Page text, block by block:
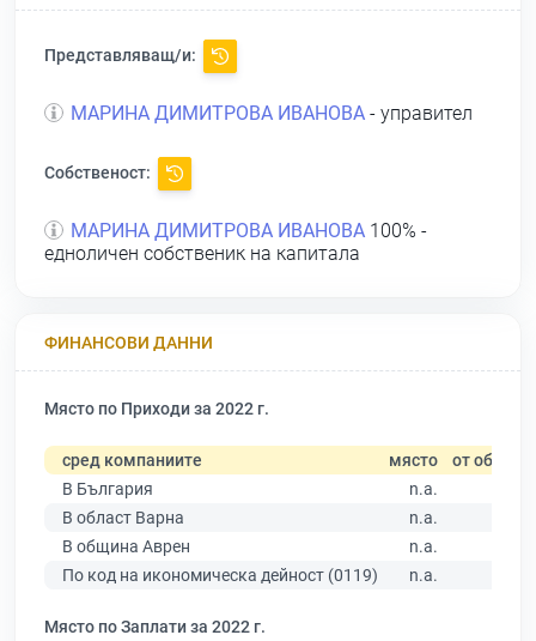
Представляващ/и:
МАРИНА ДИМИТРОВА ИВАНОВА - управител
Собственост:
МАРИНА ДИМИТРОВА ИВАНОВА 100% -
едноличен собственик на капитала
ФИНАНСОВИ ДАННИ
Място по Приходи за 2022 г.
сред компаниите място от общо
В България
n.a.
В област Варна
n.a.
В община Аврен
n.a.
По код на икономическа дейност (0119)
n.a.
Място по Заплати за 2022 г.